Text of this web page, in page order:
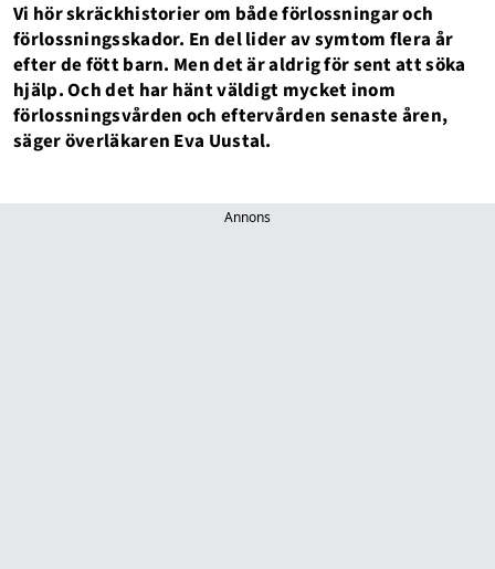
Vi hör skräckhistorier om både förlossningar och
förlossningsskador. En del lider av symtom flera år
efter de fött barn. Men det är aldrig för sent att söka
hjälp. Och det har hänt väldigt mycket inom
förlossningsvården och eftervården senaste åren,
säger överläkaren Eva Uustal.
Annons